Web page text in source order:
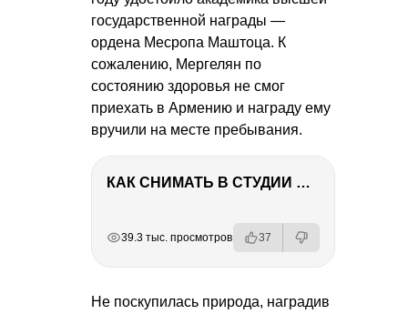
государственной награды —
ордена Месропа Маштоца. К
сожалению, Мергелян по
состоянию здоровья не смог
приехать в Армению и награду ему
вручили на месте пребывания.
КАК СНИМАТЬ В СТУДИИ СО ВСПЫШКАМИ
39.3 тыс. просмотров 37
Не поскупилась природа, наградив